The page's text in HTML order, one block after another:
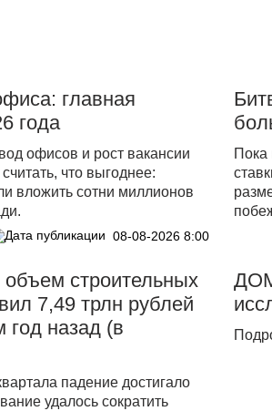
главная
года
офисов и рост вакансии
что выгоднее:
вложить сотни миллионов
08-08-2026 8:00
Пока
объем строительных
7,49 трлн рублей
назад (в
падение достигало
удалось сократить